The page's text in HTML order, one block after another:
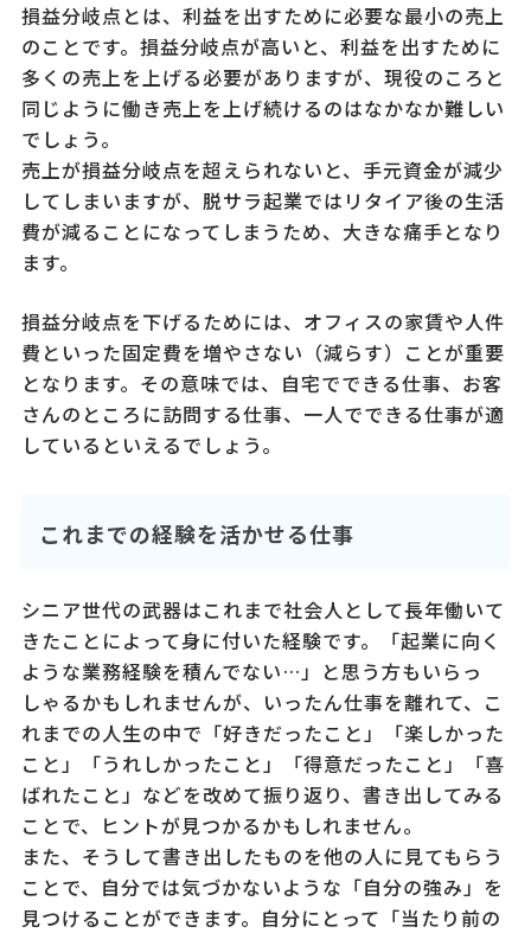
損益分岐点とは、利益を出すために必要な最小の売上
のことです。損益分岐点が高いと、利益を出すために
多くの売上を上げる必要がありますが、現役のころと
同じように働き売上を上げ続けるのはなかなか難しい
でしょう。
売上が損益分岐点を超えられないと、手元資金が減少
してしまいますが、脱サラ起業ではリタイア後の生活
費が減ることになってしまうため、大きな痛手となり
ます。
損益分岐点を下げるためには、オフィスの家賃や人件
費といった固定費を増やさない（減らす）ことが重要
となります。その意味では、自宅でできる仕事、お客
さんのところに訪問する仕事、一人でできる仕事が適
しているといえるでしょう。
これまでの経験を活かせる仕事
シニア世代の武器はこれまで社会人として長年働いて
きたことによって身に付いた経験です。「起業に向く
ような業務経験を積んでない…」と思う方もいらっ
しゃるかもしれませんが、いったん仕事を離れて、こ
れまでの人生の中で「好きだったこと」「楽しかった
こと」「うれしかったこと」「得意だったこと」「喜
ばれたこと」などを改めて振り返り、書き出してみる
ことで、ヒントが見つかるかもしれません。
また、そうして書き出したものを他の人に見てもらう
ことで、自分では気づかないような「自分の強み」を
見つけることができます。自分にとって「当たり前の